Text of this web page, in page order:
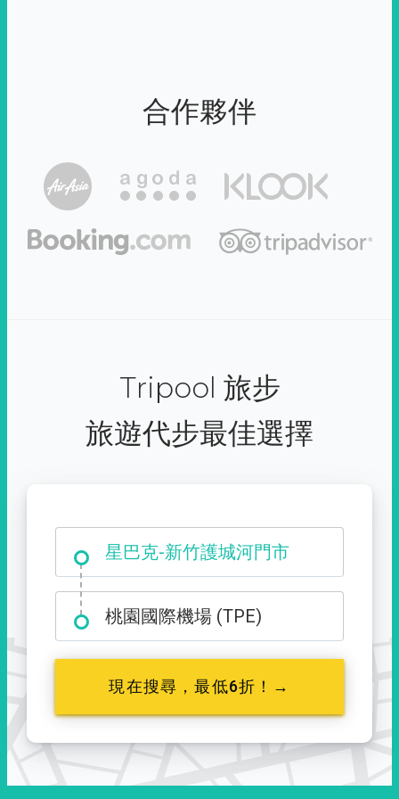
合作夥伴
Tripool 旅步
旅遊代步最佳選擇
大霸尖山登山口
桃園國際機場 (TPE)
現在搜尋，最低6折！→